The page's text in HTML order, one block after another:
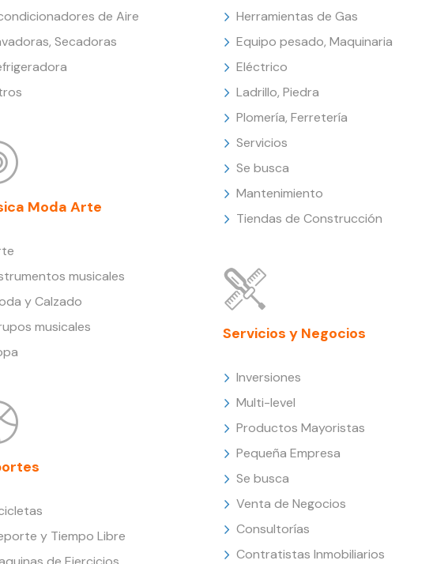
de Aire
Secadoras
Moda Arte
musicales
y Calzado
musicales
y Tiempo Libre
Herramientas de Gas
Equipo pesado, Maquinaria
Eléctrico
Ladrillo, Piedra
Plomería, Ferretería
Servicios
Se busca
Mantenimiento
Tiendas de Construcción
Servicios y Negocios
Inversiones
Multi-level
Productos Mayoristas
Pequeña Empresa
Se busca
Venta de Negocios
Consultorías
Contratistas Inmobiliarios